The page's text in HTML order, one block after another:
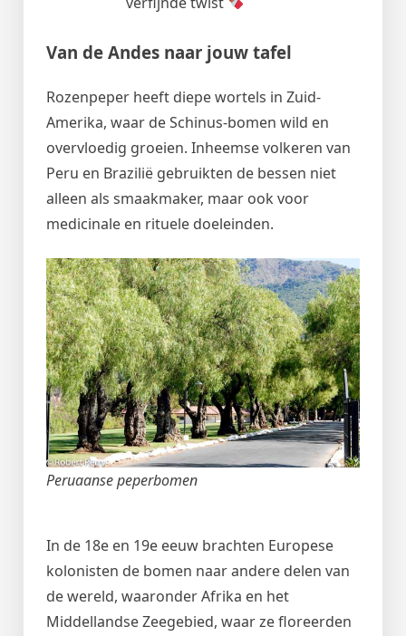
Van de Andes naar jouw tafel
Rozenpeper heeft diepe wortels in Zuid-
Amerika, waar de Schinus-bomen wild en
overvloedig groeien. Inheemse volkeren van
Peru en Brazilië gebruikten de bessen niet
alleen als smaakmaker, maar ook voor
medicinale en rituele doeleinden.
Peruaanse peperbomen
In de 18e en 19e eeuw brachten Europese
kolonisten de bomen naar andere delen van
de wereld, waaronder Afrika en het
Middellandse Zeegebied, waar ze floreerden